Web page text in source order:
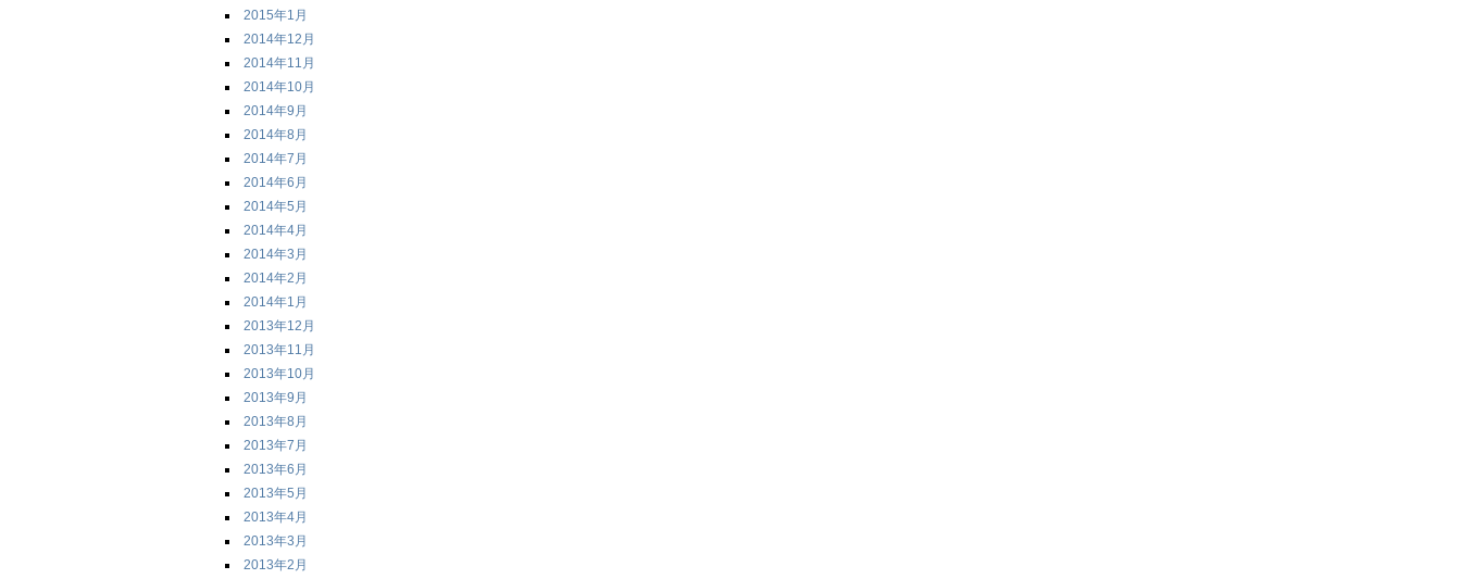
2015年1月
2014年12月
2014年11月
2014年10月
2014年9月
2014年8月
2014年7月
2014年6月
2014年5月
2014年4月
2014年3月
2014年2月
2014年1月
2013年12月
2013年11月
2013年10月
2013年9月
2013年8月
2013年7月
2013年6月
2013年5月
2013年4月
2013年3月
2013年2月